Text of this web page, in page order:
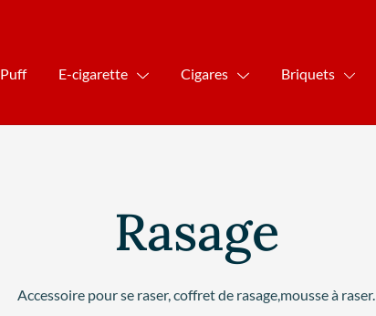
Puff E-cigarette Cigares Briquets
Rasage
Accessoire pour se raser, coffret de rasage,mousse à raser.